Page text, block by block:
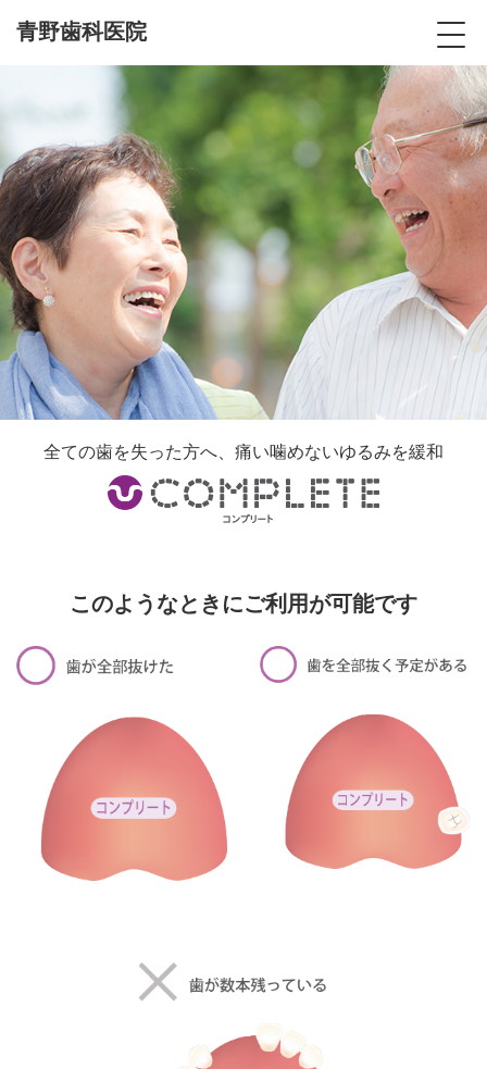
青野歯科医院
全ての歯を失った方へ、痛い噛めないゆるみを緩和
このようなときにご利用が可能です